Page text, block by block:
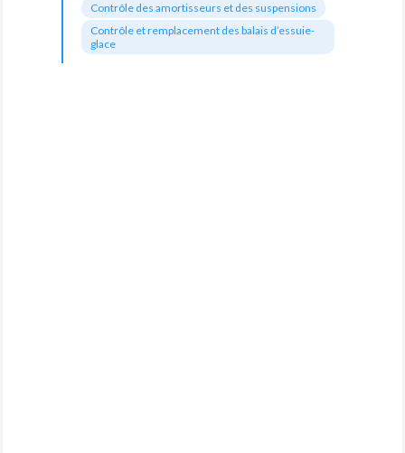
Contrôle des amortisseurs et des suspensions
Contrôle et remplacement des balais d’essuie-
glace